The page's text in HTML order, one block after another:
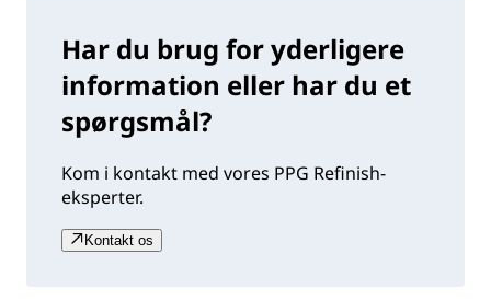
Har du brug for yderligere
information eller har du et
spørgsmål?
Kom i kontakt med vores PPG Refinish-
eksperter.
Kontakt os